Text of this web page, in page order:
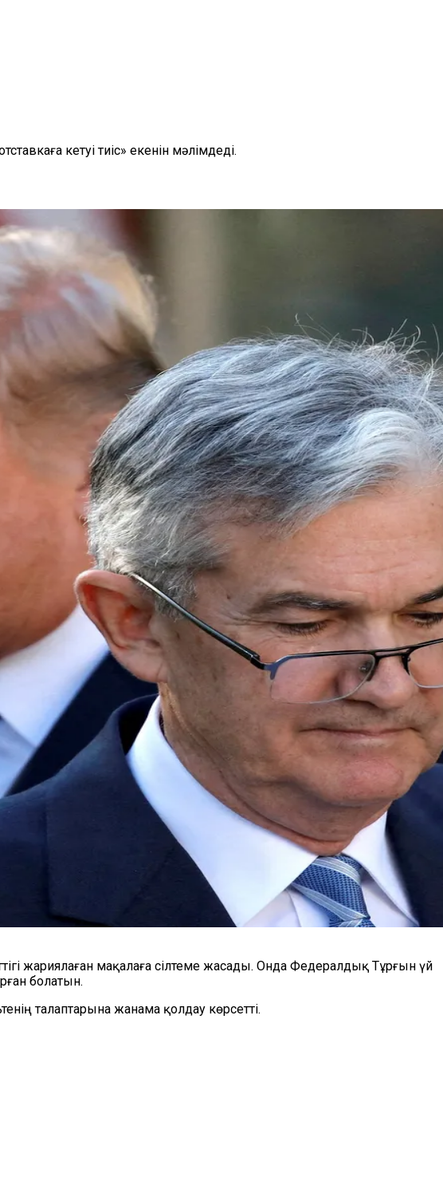
кетуі тиіс» екенін мәлімдеді.
жариялаған мақалаға сілтеме жасады. Онда Федералдық Тұрғын үй
болатын.
талаптарына жанама қолдау көрсетті.